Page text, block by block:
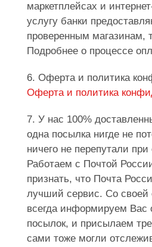
маркетплейсах и
услугу банки
проверенным магазинам,
Подробнее о процессе
6. Оферта и политика
Оферта и политика
7. У нас 100%
одна посылка нигде не
ничего не перепутали при
Работаем с Почтой
признать, что Почта
лучший сервис. Со своей
всегда информируем
посылок, и присылаем
сами тоже могли